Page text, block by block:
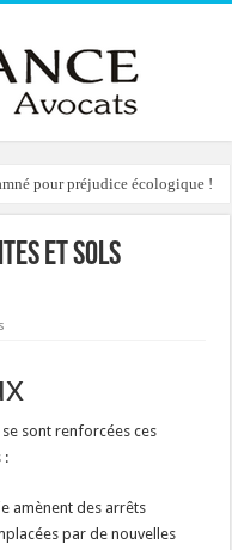
pour préjudice écologique !
et sols
sont renforcées ces
:
amènent des arrêts
par de nouvelles